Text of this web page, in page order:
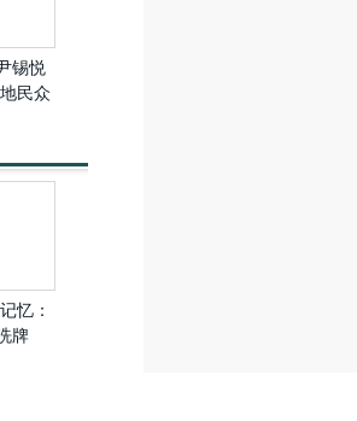
锡悦
民众
忆：
牌